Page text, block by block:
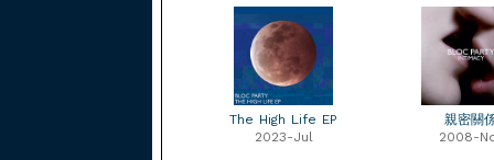
The High Life EP
2023-Jul
親密關
2008-